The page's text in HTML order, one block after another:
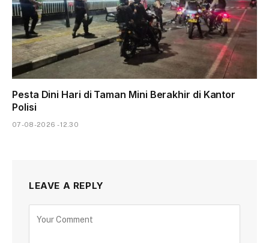
Pesta Dini Hari di Taman Mini Berakhir di Kantor
Polisi
07-08-2026 - 12.30
LEAVE A REPLY